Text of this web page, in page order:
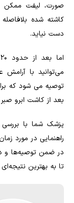
صورت، لیفت ممکن
کاشته شده
دست نیاید.
می‌توانید با
توصیه می شود که
بعد از کاشت ابرو
پزشک شما با
راهنمایی در مورد
در ضمن توصیه‌ها و
تا به بهترین